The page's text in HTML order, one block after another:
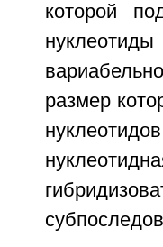
которой
размер